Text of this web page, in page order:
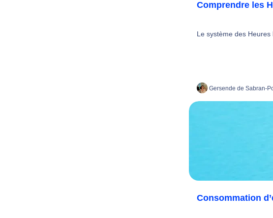
Comprendre les
Le système des Heures
Gersende de Sabran-
Consommation